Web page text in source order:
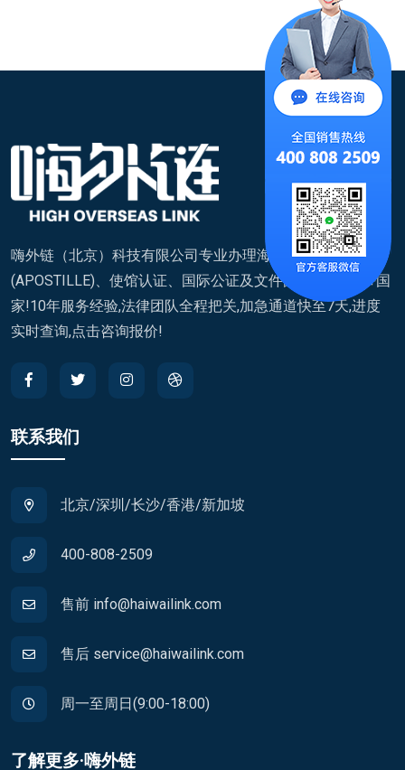
嗨外链（北京）科技有限公司专业办理海牙认证
(APOSTILLE)、使馆认证、国际公证及文件翻译,覆盖200+国
家!10年服务经验,法律团队全程把关,加急通道快至7天,进度
实时查询,点击咨询报价!
联系我们
北京/深圳/长沙/香港/新加坡
400-808-2509
售前 info@haiwailink.com
售后 service@haiwailink.com
周一至周日(9:00-18:00)
了解更多·嗨外链